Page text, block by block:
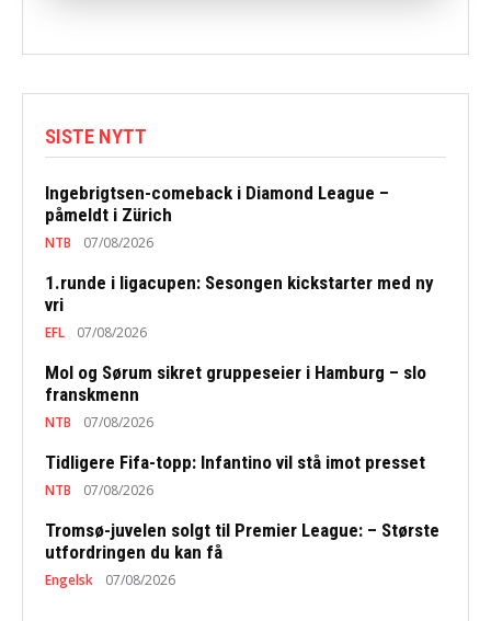
SISTE NYTT
Ingebrigtsen-comeback i Diamond League –
påmeldt i Zürich
NTB 07/08/2026
1.runde i ligacupen: Sesongen kickstarter med ny
vri
EFL 07/08/2026
Mol og Sørum sikret gruppeseier i Hamburg – slo
franskmenn
NTB 07/08/2026
Tidligere Fifa-topp: Infantino vil stå imot presset
NTB 07/08/2026
Tromsø-juvelen solgt til Premier League: – Største
utfordringen du kan få
Engelsk 07/08/2026